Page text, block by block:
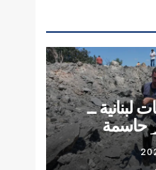
لبنانية ــ
حاسمة